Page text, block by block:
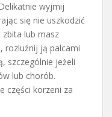
wyjmij
się nie uszkodzić
zbita lub masz
rozluźnij ją palcami
szczególnie jeżeli
lub chorób.
części korzeni za